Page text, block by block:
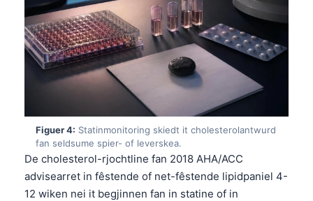
Figuer 4: Statinmonitoring skiedt it cholesterolantwurd
fan seldsume spier- of leverskea.
De cholesterol-rjochtline fan 2018 AHA/ACC
advisearret in fêstende of net-fêstende lipidpaniel 4-
12 wiken nei it begjinnen fan in statine of in